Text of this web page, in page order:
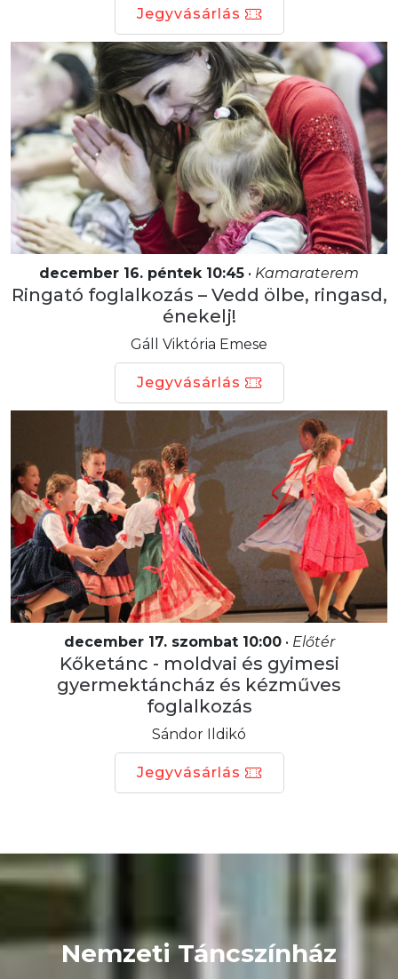
Jegyvásárlás
december 16. péntek 10:45 • Kamaraterem
Ringató foglalkozás – Vedd ölbe, ringasd,
énekelj!
Gáll Viktória Emese
Jegyvásárlás
december 17. szombat 10:00• Előtér
Kőketánc - moldvai és gyimesi
gyermektáncház és kézműves
foglalkozás
Sándor Ildikó
Jegyvásárlás
Nemzeti Táncszínház